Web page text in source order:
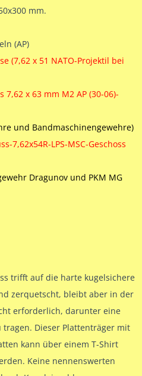
mm.
(AP)
(7,62 x 51 NATO-Projektil bei
7,62 x 63 mm M2 AP (30-06)-
und Bandmaschinengewehre)
7,62x54R-LPS-MSC-Geschoss
Dragunov und PKM MG
trifft auf die harte kugelsichere
zerquetscht, bleibt aber in der
erforderlich, darunter eine
tragen. Dieser Plattenträger mit
kann über einem T-Shirt
Keine nennenswerten